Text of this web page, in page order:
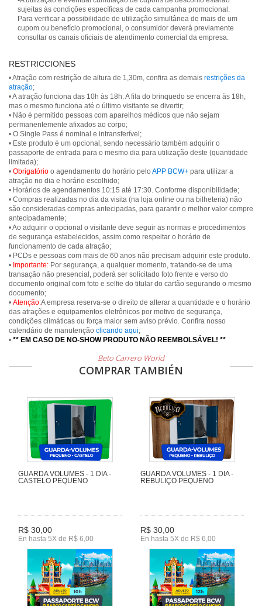
sujeitas às condições específicas de cada campanha promocional.
Para verificar a possibilidade de utilização simultânea de mais de um
cupom ou benefício promocional, o consumidor deverá previamente
consultar os canais oficiais de atendimento comercial da empresa.
RESTRICCIONES
• Atração com restrição de altura de 1,30m, confira as demais restrições da
atração;
• A atração funciona das 10h às 18h. A fila do brinquedo se encerra às 18h,
mas o mesmo funciona até o último visitante se divertir;
• Não é permitido pessoas com aparelhos médicos que não sejam
permanentemente afixados ao corpo;
• O Single Pass é nominal e intransferível;
• Este produto é um opcional, sendo necessário também adquirir o
passaporte de entrada para o mesmo dia para utilização deste (quantidade
limitada);
• Obrigatório o agendamento do horário pelo APP BCW+ para utilizar a
atração no dia e horário escolhido;
• Horários de agendamentos 10:15 até 17:30. Conforme disponibilidade;
• Compras realizadas no dia da visita (na loja online ou na bilheteria) não
são consideradas compras antecipadas, para garantir o melhor valor compre
antecipadamente;
• Ao adquirir o opcional o visitante deve seguir as normas e procedimentos
de segurança estabelecidos, assim como respeitar o horário de
funcionamento de cada atração;
• PCDs e pessoas com mais de 60 anos não precisam adquirir este produto.
• Importante: Por segurança, a qualquer momento, tratando-se de uma
transação não presencial, poderá ser solicitado foto frente e verso do
documento original com foto e selfie do titular do cartão segurando o mesmo
documento;
• Atenção:A empresa reserva-se o direito de alterar a quantidade e o horário
das atrações e equipamentos eletrônicos por motivo de segurança,
condições climáticas ou força maior sem aviso prévio. Confira nosso
calendário de manutenção clicando aqui;
• ** EM CASO DE NO-SHOW PRODUTO NÃO REEMBOLSÁVEL! **
Beto Carrero World
COMPRAR TAMBIÉN
GUARDA VOLUMES - 1 DIA -
CASTELO PEQUENO
R$ 30,00
En hasta 5X de R$ 6,00
GUARDA VOLUMES - 1 DIA -
REBULIÇO PEQUENO
R$ 30,00
En hasta 5X de R$ 6,00